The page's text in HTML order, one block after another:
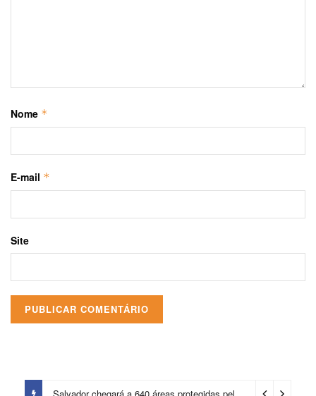
Nome *
E-mail *
Site